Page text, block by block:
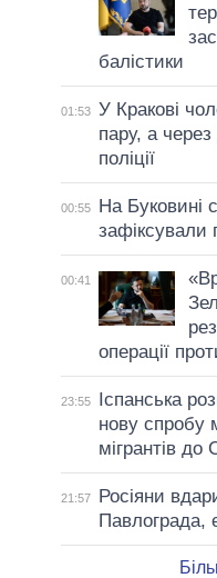
балістики
01:53 У Кракові
пару, а
поліції
00:55
На Буковині
зафіксували
00:41
операції
23:55
Іспанська
нову спробу
мігрантів до
21:57
Росіяни
Павлограда,